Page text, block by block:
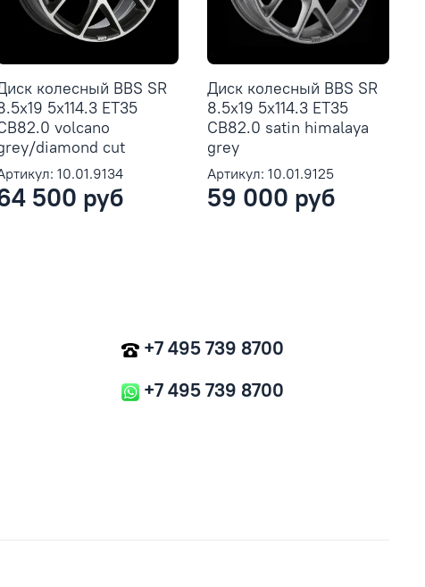
колесный BBS SR
5x114.3 ET35
volcano
diamond cut
10.01.9134
500 руб
Диск колесный BBS SR
8.5x19 5x114.3 ET35
CB82.0 satin himalaya
grey
Артикул: 10.01.9125
59 000 руб
+7 495 739 8700
+7 495 739 8700